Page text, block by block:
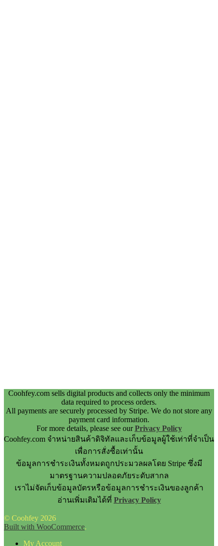
Coohfey.com sells digital products and collects only the minimum
data required to process orders.
All payments are securely processed by Stripe. We do not store any
payment card information.
For more details, please see ourPrivacy Policy
Coohfey.com จำหน่ายสินค้าดิจิทัลและเก็บข้อมูลผู้ใช้เท่าที่จำเป็น
เพื่อการสั่งซื้อเท่านั้น
ข้อมูลการชำระเงินทั้งหมดถูกประมวลผลโดย Stripe ซึ่งมี
มาตรฐานความปลอดภัยระดับสากล
เราไม่จัดเก็บข้อมูลบัตรหรือข้อมูลการชำระเงินของลูกค้า
อ่านเพิ่มเติมได้ที่ Privacy Policy
© Coohfey 2026
Built with WooCommerce.
My Account